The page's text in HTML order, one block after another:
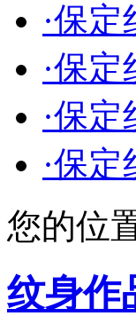
·保定
·保定
·保定
·保定
您的位
纹身作